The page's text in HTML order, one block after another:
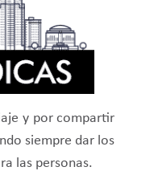
y por compartir
siempre dar los
las personas.